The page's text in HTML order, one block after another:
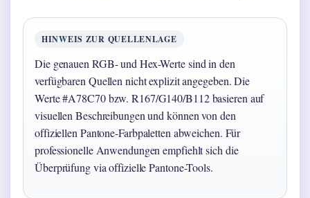
HINWEIS ZUR QUELLENLAGE
Die genauen RGB- und Hex-Werte sind in den
verfügbaren Quellen nicht explizit angegeben. Die
Werte #A78C70 bzw. R167/G140/B112 basieren auf
visuellen Beschreibungen und können von den
offiziellen Pantone-Farbpaletten abweichen. Für
professionelle Anwendungen empfiehlt sich die
Überprüfung via offizielle Pantone-Tools.